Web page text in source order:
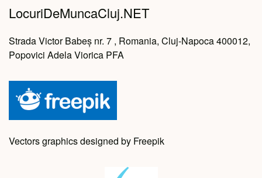
LocuriDeMuncaCluj.NET
Strada Victor Babeș nr. 7 , Romania, Cluj-Napoca 400012,
Popovici Adela Viorica PFA
Vectors graphics designed by Freepik